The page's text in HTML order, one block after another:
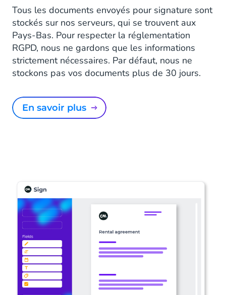
Tous les documents envoyés pour signature sont
stockés sur nos serveurs, qui se trouvent aux
Pays-Bas. Pour respecter la réglementation
RGPD, nous ne gardons que les informations
strictement nécessaires. Par défaut, nous ne
stockons pas vos documents plus de 30 jours.
En savoir plus